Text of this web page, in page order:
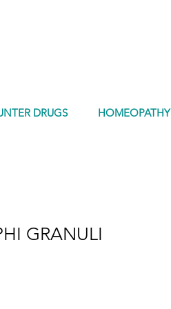
DRUGS HOMEOPATHY
GRANULI